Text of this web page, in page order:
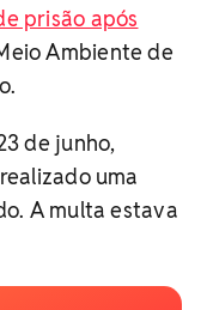
prisão após
Ambiente de
de junho,
uma
A multa estava